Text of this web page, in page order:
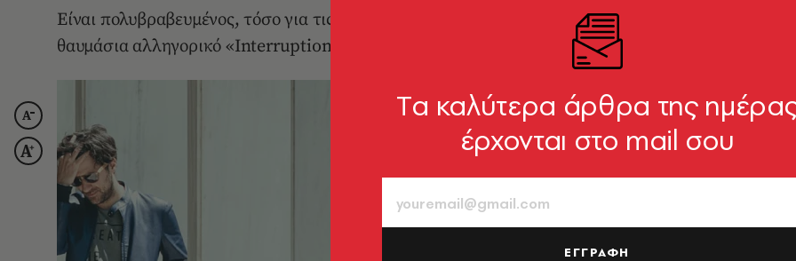
Είναι πολυβραβευμένος, τόσο για τις μικρού μήκους ταινίες του, όσο και για την πρώτη μεγάλου
θαυμάσια αλληγορικό «Interruption». Μας μίλησε με σκληρή ειλικρίνεια για την τέχνη και τις
Tα καλύτερα άρθρα της
έρχονται στο mail σου
ΕΓΓΡΑΦΗ